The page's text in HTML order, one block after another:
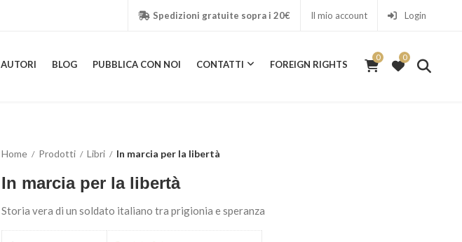
Spedizioni gratuite sopra i 20€ Il mio account Login
AUTORI BLOG PUBBLICA CON NOI CONTATTI FOREIGN RIGHTS
0
0
0
FOREIGN RIGHTS
Home Prodotti Libri In marcia per la libertà
In marcia per la libertà
Storia vera di un soldato italiano tra prigionia e speranza